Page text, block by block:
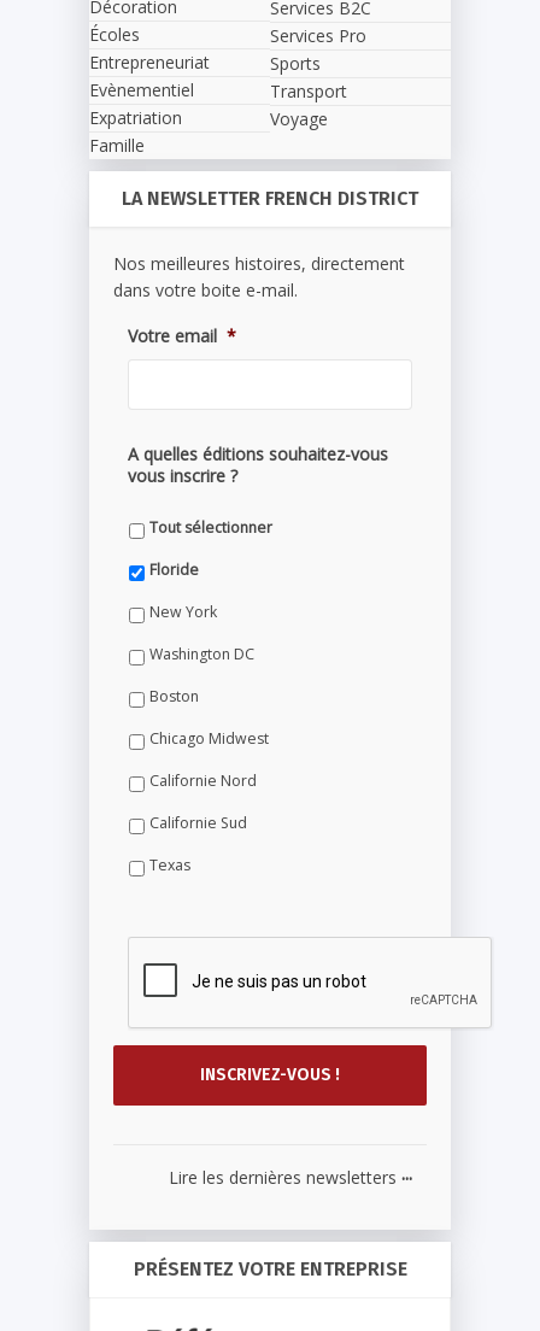
Décoration
Écoles
Entrepreneuriat
Evènementiel
Expatriation
Famille
Services B2C
Services Pro
Sports
Transport
Voyage
LA NEWSLETTER FRENCH DISTRICT
Nos meilleures histoires, directement
dans votre boite e-mail.
Votre email *
A quelles éditions souhaitez-vous
vous inscrire ?
Tout sélectionner
Floride
New York
Washington DC
Boston
Chicago Midwest
Californie Nord
Californie Sud
Texas
Lire les dernières newsletters ...
PRÉSENTEZ VOTRE ENTREPRISE